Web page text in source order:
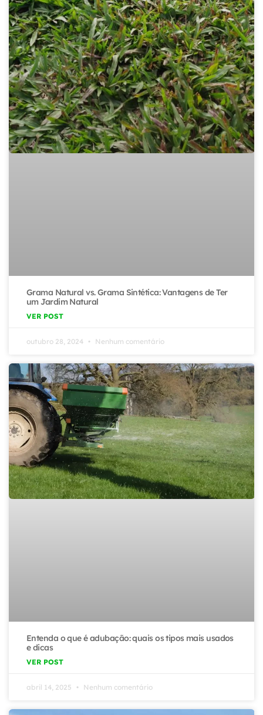
Grama Natural vs. Grama Sintética: Vantagens de Ter
um Jardim Natural
VER POST
outubro 28, 2024 Nenhum comentário
Entenda o que é adubação: quais os tipos mais usados
e dicas
VER POST
abril 14, 2025 Nenhum comentário